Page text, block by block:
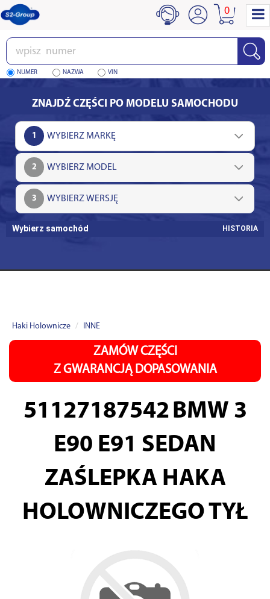
Wpisz
numer
NUMER NAZWA VIN
0
ZNAJDŹ CZĘŚCI PO MODELU SAMOCHODU
1
2
3
Wybierz samochód HISTORIA
Haki Holownicze INNE
ZAMÓW CZĘŚCI
Z GWARANCJĄ DOPASOWANIA
51127187542 BMW 3
E90 E91 SEDAN
ZAŚLEPKA HAKA
HOLOWNICZEGO TYŁ